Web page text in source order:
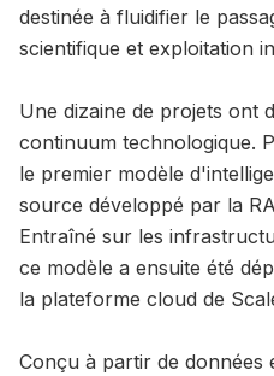
destinée à fluidifier le
scientifique et exploitation
Une dizaine de projets ont
continuum technologique.
le premier modèle
source développé par la
Entraîné sur les
ce modèle a ensuite été
la plateforme cloud de
Conçu à partir de données